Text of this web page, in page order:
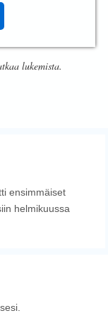
lukemista.
ensimmäiset
helmikuussa